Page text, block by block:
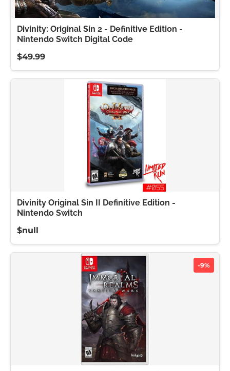
Divinity: Original Sin 2 - Definitive Edition -
Nintendo Switch Digital Code
$49.99
Divinity Original Sin II Definitive Edition -
Nintendo Switch
$null
-9%